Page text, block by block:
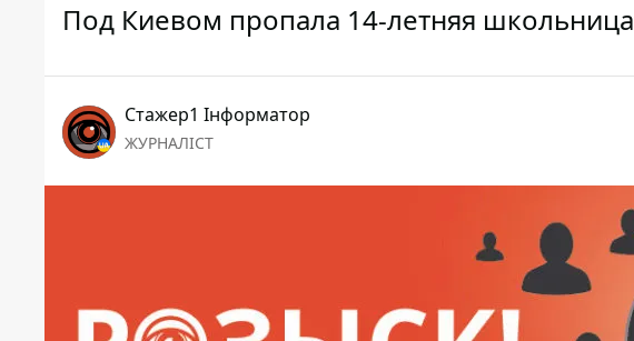
Под Киевом пропала 14-летняя школьница
Стажер1 Інформатор
ЖУРНАЛІСТ